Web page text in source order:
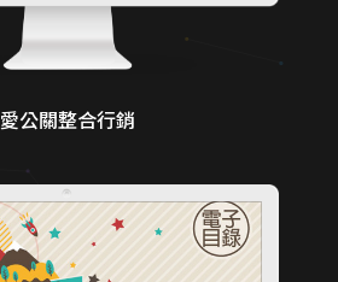
愛公關整合行銷